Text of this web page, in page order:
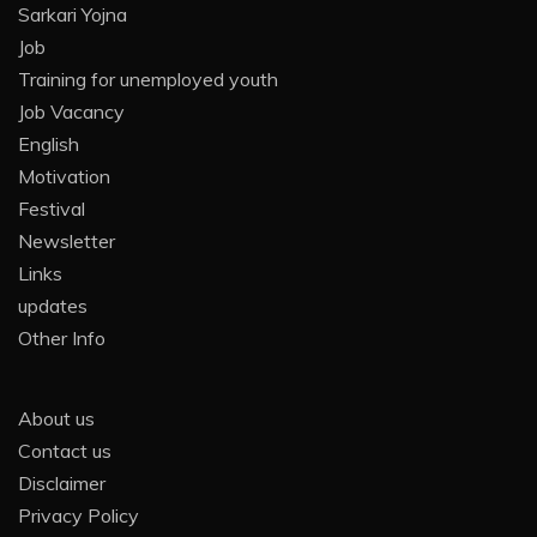
Sarkari Yojna
Job
Training for unemployed youth
Job Vacancy
English
Motivation
Festival
Newsletter
Links
updates
Other Info
About us
Contact us
Disclaimer
Privacy Policy